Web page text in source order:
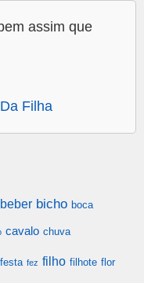
assim que
Filha
beber bicho boca
cavalo chuva
festa fez filho filhote flor